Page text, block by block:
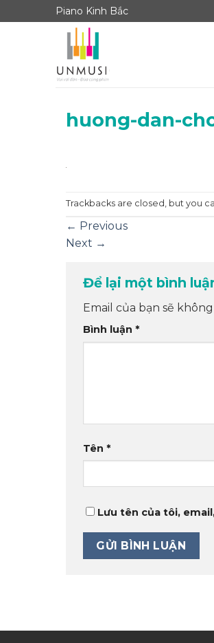
to
Piano Kinh Bắc
huong-dan-
Trackbacks are closed, but you
← Previous
Next →
Để lại một bình
Email của bạn sẽ
Bình luận *
Tên *
Lưu tên của tôi,